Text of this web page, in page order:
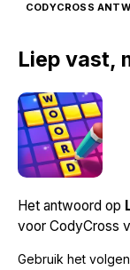
CODYCROSS
Liep vast,
Het antwoord op
voor CodyCross
Gebruik het